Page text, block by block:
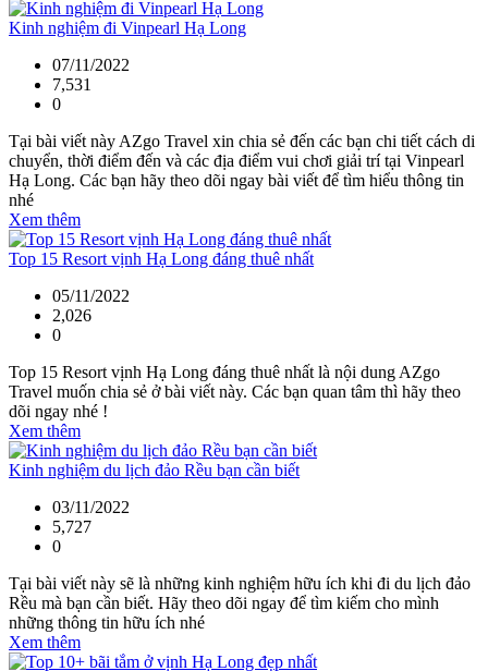
Kinh nghiệm đi Vinpearl Hạ Long
07/11/2022
7,531
0
Tại bài viết này AZgo Travel xin chia sẻ đến các bạn chi tiết cách di
chuyển, thời điểm đến và các địa điểm vui chơi giải trí tại Vinpearl
Hạ Long. Các bạn hãy theo dõi ngay bài viết để tìm hiểu thông tin
nhé
Xem thêm
Top 15 Resort vịnh Hạ Long đáng thuê nhất
05/11/2022
2,026
0
Top 15 Resort vịnh Hạ Long đáng thuê nhất là nội dung AZgo
Travel muốn chia sẻ ở bài viết này. Các bạn quan tâm thì hãy theo
dõi ngay nhé !
Xem thêm
Kinh nghiệm du lịch đảo Rều bạn cần biết
03/11/2022
5,727
0
Tại bài viết này sẽ là những kinh nghiệm hữu ích khi đi du lịch đảo
Rều mà bạn cần biết. Hãy theo dõi ngay để tìm kiếm cho mình
những thông tin hữu ích nhé
Xem thêm